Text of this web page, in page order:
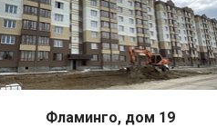
Фламинго, дом 19